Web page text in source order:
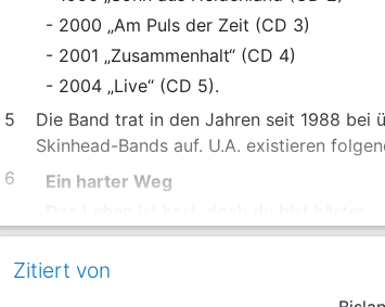
- 2000 „Am Puls der Zeit (CD 3)
- 2001 „Zusammenhalt“ (CD 4)
- 2004 „Live“ (CD 5).
5
Die Band trat in den Jahren seit 1988 bei
Skinhead-Bands auf. U.A. existieren
6
Ein harter Weg
Auch wenn wieder mal alles gegen dich
deutscher Nationalismus ist das Zeichen
Für den Kampf um dein Land bist du
Zitiert von